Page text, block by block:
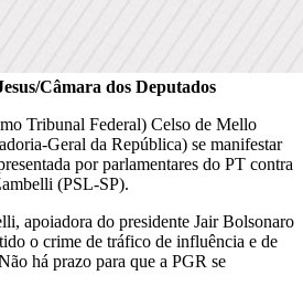
Câmara dos Deputados
Tribunal Federal) Celso de Mello
Geral da República) se manifestar
por parlamentares do PT contra
(PSL-SP).
apoiadora do presidente Jair Bolsonaro
o crime de tráfico de influência e de
há prazo para que a PGR se